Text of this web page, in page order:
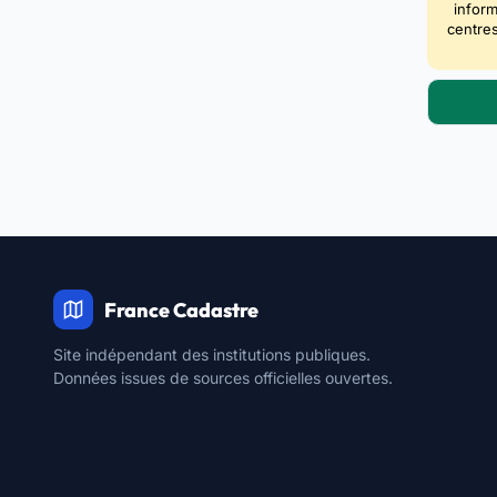
France Cadastre
Site indépendant des institutions publiques.
Données issues de sources officielles ouvertes.